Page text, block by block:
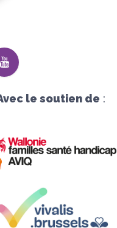
le soutien de :